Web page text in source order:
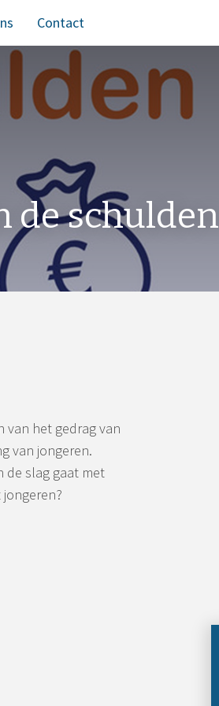
Contact
de schulden
van het gedrag van
van jongeren.
de slag gaat met